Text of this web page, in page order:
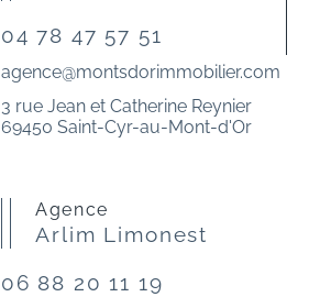
04 78 47 57 51
agence@montsdorimmobilier.com
3 rue Jean et Catherine Reynier
69450 Saint-Cyr-au-Mont-d'Or
Agence
Arlim Limonest
06 88 20 11 19